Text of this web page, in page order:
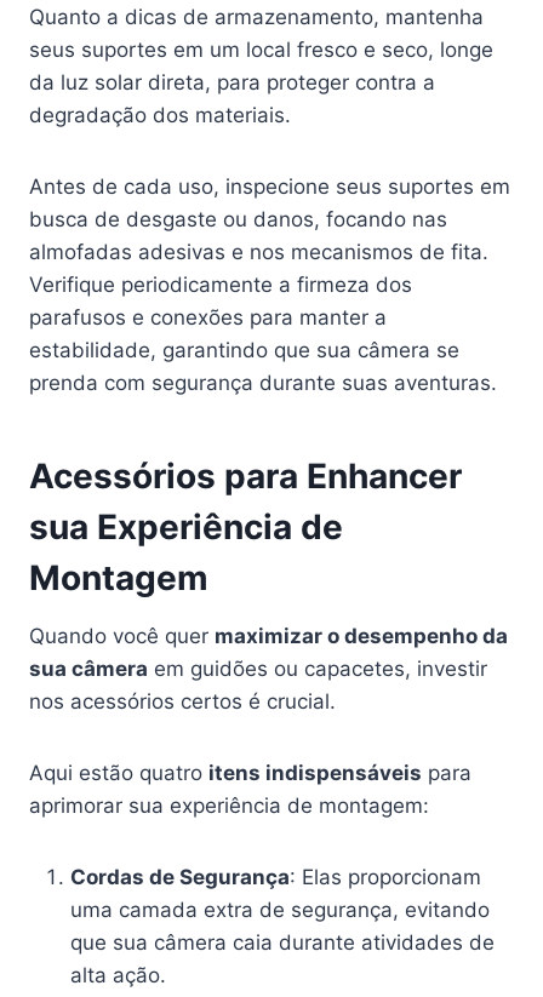
Quanto a dicas de armazenamento, mantenha
seus suportes em um local fresco e seco, longe
da luz solar direta, para proteger contra a
degradação dos materiais.
Antes de cada uso, inspecione seus suportes em
busca de desgaste ou danos, focando nas
almofadas adesivas e nos mecanismos de fita.
Verifique periodicamente a firmeza dos
parafusos e conexões para manter a
estabilidade, garantindo que sua câmera se
prenda com segurança durante suas aventuras.
Acessórios para Enhancer
sua Experiência de
Montagem
Quando você quer maximizar o desempenho da
sua câmera em guidões ou capacetes, investir
nos acessórios certos é crucial.
Aqui estão quatro itens indispensáveis para
aprimorar sua experiência de montagem:
Cordas de Segurança: Elas proporcionam
uma camada extra de segurança, evitando
que sua câmera caia durante atividades de
alta ação.